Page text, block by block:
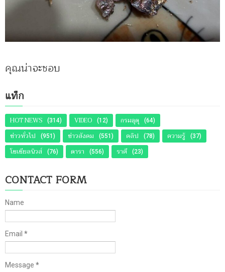
คุณน่าจะชอบ
แท็ก
HOT NEWS (314) VIDEO (12) กรมอุตุ (64)
ข่าวทั่วไป (951) ข่าวสังคม (551) คลิป (78) ความรู้ (37)
โซเชียลนิวส์ (76) ดารา (556) ราศี (23)
CONTACT FORM
Name
Email *
Message *